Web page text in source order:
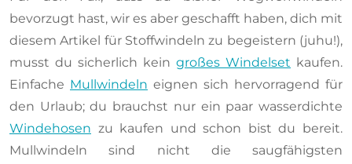
bevorzugt hast, wir es aber geschafft haben, dich mit
diesem Artikel für Stoffwindeln zu begeistern (juhu!),
musst du sicherlich kein großes Windelset kaufen.
Einfache Mullwindeln eignen sich hervorragend für
den Urlaub; du brauchst nur ein paar wasserdichte
Windehosen zu kaufen und schon bist du bereit.
Mullwindeln sind nicht die saugfähigsten